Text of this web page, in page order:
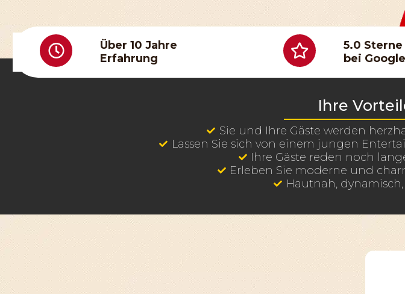
Über 10 Jahre
Erfahrung
5.0 Sterne
bei Google
Ihre
Sie und Ihre Gäste werden
Lassen Sie sich von einem jungen
Ihre Gäste reden noch
Erleben Sie moderne und
Hautnah,